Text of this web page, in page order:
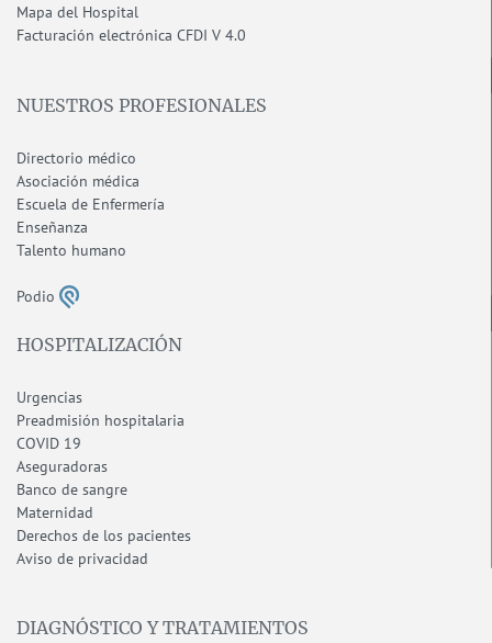
Mapa del Hospital
Facturación electrónica CFDI V 4.0
NUESTROS PROFESIONALES
Directorio médico
Asociación médica
Escuela de Enfermería
Enseñanza
Talento humano
Podio
HOSPITALIZACIÓN
Urgencias
Preadmisión hospitalaria
COVID 19
Aseguradoras
Banco de sangre
Maternidad
Derechos de los pacientes
Aviso de privacidad
DIAGNÓSTICO Y TRATAMIENTOS